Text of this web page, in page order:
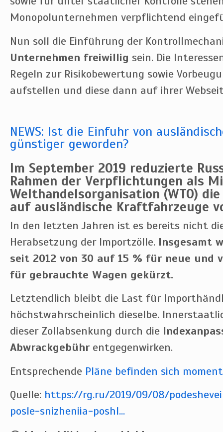
Monopolunternehmen verpflichtend
Nun soll die Einführung der
Unternehmen freiwillig sein. Die
Regeln zur Risikobewertung sowie
aufstellen und diese dann auf ihrer
NEWS: Ist die Einfuhr von
günstiger geworden?
Im September 2019 reduzierte
Rahmen der Verpflichtungen als
Welthandelsorganisation (WTO)
auf ausländische Kraftfahrzeuge
In den letzten Jahren ist es bereits nicht
Herabsetzung der Importzölle. Insgesamt
seit 2012 von 30 auf 15 % für neue und
für gebrauchte Wagen gekürzt.
Letztendlich bleibt die Last für
höchstwahrscheinlich dieselbe.
dieser Zollabsenkung durch die
Abwrackgebühr entgegenwirken.
Entsprechende Pläne befinden sich
Quelle: https://rg.ru/2019/09/08/
posle-snizheniia-poshl...